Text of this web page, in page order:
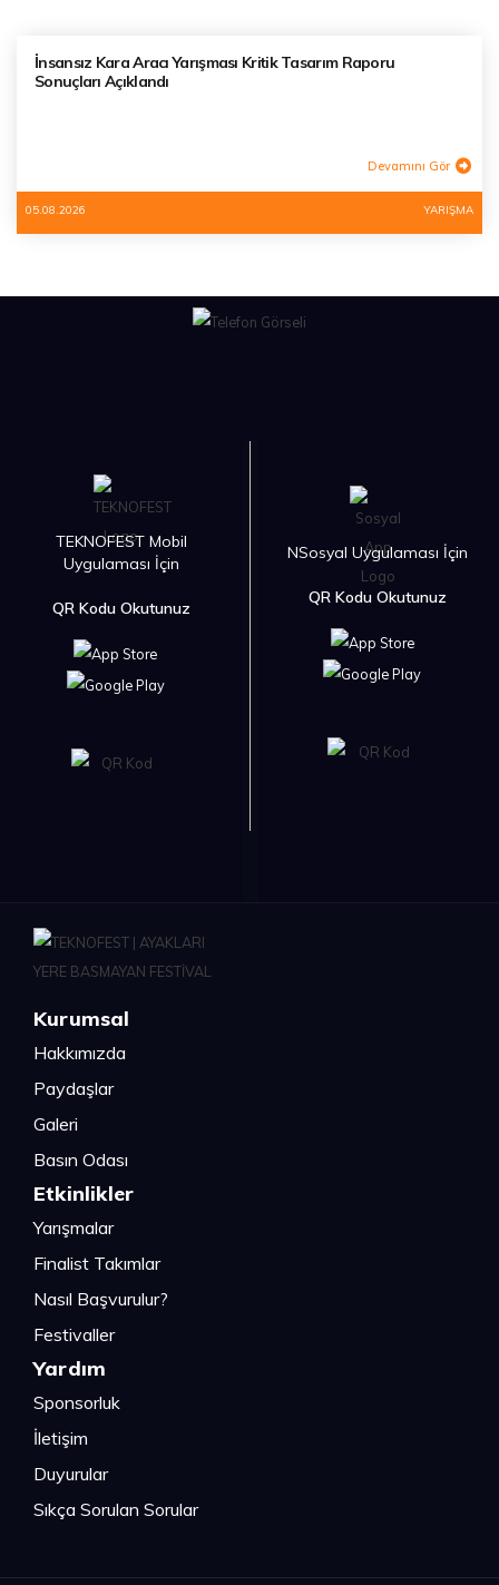
İnsansız Kara Aracı Yarışması Kritik Tasarım Raporu
Sonuçları Açıklandı
Devamını Gör
05.08.2026 YARIŞMA
TEKNOFEST Mobil
Uygulaması İçin
QR Kodu Okutunuz
NSosyal Uygulaması İçin
QR Kodu Okutunuz
Kurumsal
Hakkımızda
Paydaşlar
Galeri
Basın Odası
Etkinlikler
Yarışmalar
Finalist Takımlar
Nasıl Başvurulur?
Festivaller
Yardım
Sponsorluk
İletişim
Duyurular
Sıkça Sorulan Sorular